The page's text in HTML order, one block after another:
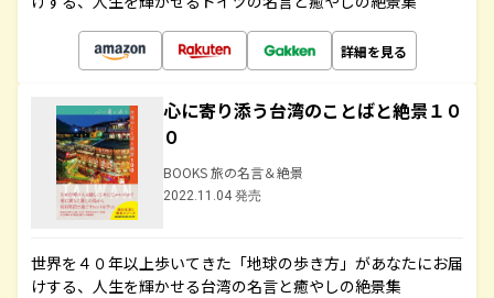
詳細を見る
心に寄り添う台湾のことばと絶景１０
０
BOOKS 旅の名言＆絶景
2022.11.04 発売
世界を４０年以上歩いてきた「地球の歩き方」があなたにお届
けする、人生を輝かせる台湾の名言と癒やしの絶景集